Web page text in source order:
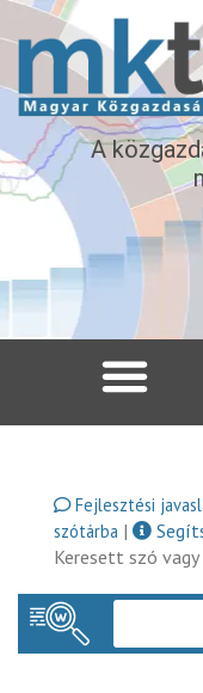
A
Fejlesztési
szótárba |
Keresett szó